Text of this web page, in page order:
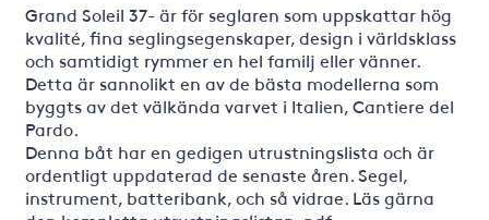
Grand Soleil 37- är för seglaren som uppskattar hög
kvalité, fina seglingsegenskaper, design i världsklass
och samtidigt rymmer en hel familj eller vänner.
Detta är sannolikt en av de bästa modellerna som
byggts av det välkända varvet i Italien, Cantiere del
Pardo.
Denna båt har en gedigen utrustningslista och är
ordentligt uppdaterad de senaste åren. Segel,
instrument, batteribank, och så vidrae. Läs gärna